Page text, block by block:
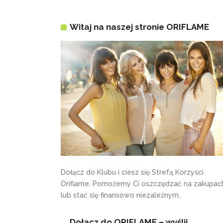
Witaj na naszej stronie ORIFLAME
Dołącz do Klubu i ciesz się Strefą Korzyści
Oriflame. Pomożemy Ci oszczędzać na
lub stać się finansowo niezależnym.